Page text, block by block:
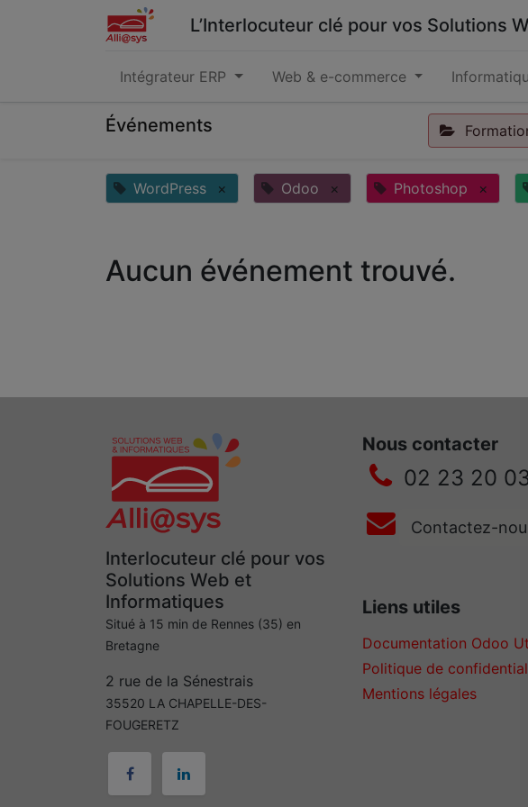
L’Interlocuteur clé pour vos Solutions
Intégrateur ERP Web & e-commerce
Événements
WordPress × Odoo × Photoshop ×
Aucun événement trouvé.
Interlocuteur clé pour vos
Solutions Web et
Informatiques
Situé à 15 min de Rennes (35) en
Bretagne
2 rue de la Sénestrais
35520 LA CHAPELLE-DES-
FOUGERETZ
Nous contacter
02 23 20
Contactez-
Liens utiles
Documentation Odoo
Politique de
Mentions légales